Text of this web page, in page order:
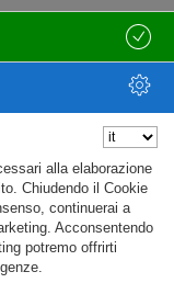
alla elaborazione
Chiudendo il Cookie
continuerai a
Acconsentendo
potremo offrirti